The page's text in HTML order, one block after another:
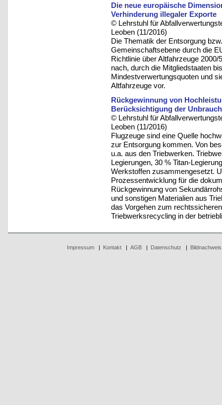
Die neue europäische
Verhinderung illegaler Exporte
© Lehrstuhl für
Leoben (11/2016)
Die Thematik der Entsorgung
Gemeinschaftsebene durch die
Richtlinie über Altfahrzeuge
nach, durch die Mitgliedstaaten
Mindestverwertungsquoten und
Altfahrzeuge vor.
Rückgewinnung von
Berücksichtigung der
© Lehrstuhl für
Leoben (11/2016)
Flugzeuge sind eine Quelle
zur Entsorgung kommen. Von
u.a. aus den Triebwerken.
Legierungen, 30 % Titan-
Werkstoffen zusammengesetzt.
Prozessentwicklung für die
Rückgewinnung von
und sonstigen Materialien aus
das Vorgehen zum
Triebwerksrecycling in der
Impressum| Kontakt| AGB| Datenschutz Bildnachweis